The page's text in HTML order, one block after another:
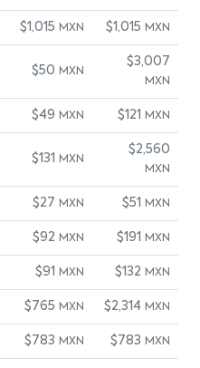
$1,015 MXN $1,015 MXN
$50 MXN
$3,007
MXN
$49 MXN $121 MXN
$131 MXN
$2,560
MXN
$27 MXN $51 MXN
$92 MXN $191 MXN
$91 MXN $132 MXN
$765 MXN $2,314 MXN
$783 MXN $783 MXN